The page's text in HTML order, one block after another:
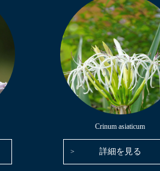
Crinum asiaticum
詳細を見る